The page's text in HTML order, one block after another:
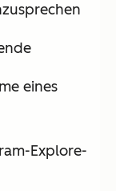
eines
Explore-